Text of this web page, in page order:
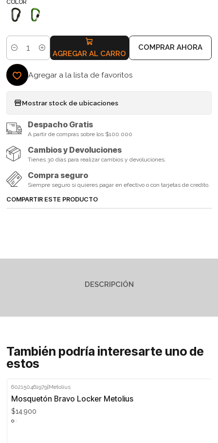
COLOR
Cantidad AGREGAR AL CARRO
COMPRAR AHORA
Agregar a la lista de favoritos
Mostrar stock de ubicaciones
Despacho Gratis
A partir de compras sobre los $100.000
Cambios y Devoluciones
Tienes 30 días para realizar cambios y devoluciones.
Compra seguro
Siempre seguro si quieres pagar en efectivo o con tarjetas de credito.
COMPARTIR ESTE PRODUCTO
DESCRIPCIÓN
También podría interesarte uno de
estos
602150461979|Metolius
Mosquetón Bravo Locker Metolius
$14.900